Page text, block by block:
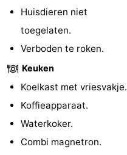
Medische
adressen
Regio
Holland
-
Schoorlse
Bergen
-
Huisdieren niet
toegelaten.
Verboden te roken.
Keuken
Koelkast met vriesvakje.
Koffieapparaat.
Waterkoker.
Combi magnetron.